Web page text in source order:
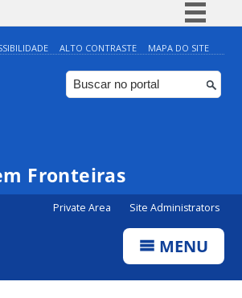
Simplifique!
Comunica BR
Participe
Canais
ALTO CONTRASTE MAPA DO SITE
Fronteiras
Private Area Site Administrators
MENU